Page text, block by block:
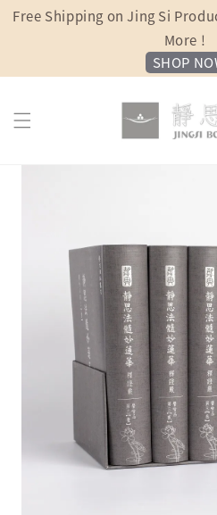
Free Shipping on Jing Si
More !
SHOP